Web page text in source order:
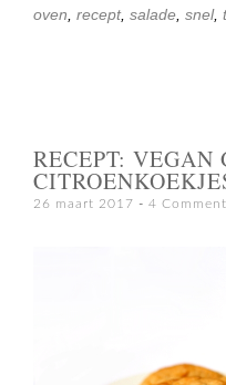
oven recept, salade snel,
RECEPT: VEGAN
26 maart 2017 4